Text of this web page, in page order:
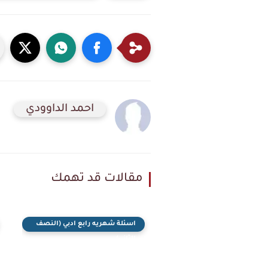
احمد الداوودي
مقالات قد تهمك
اسئلة شهريه رابع ادبي (النصف